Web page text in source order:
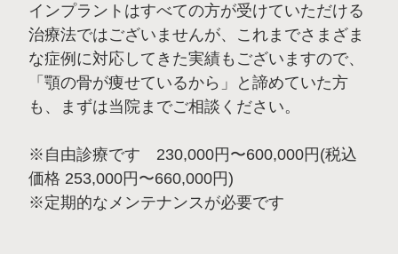
インプラントはすべての方が受けていただける
治療法ではございませんが、これまでさまざま
な症例に対応してきた実績もございますので、
「顎の骨が痩せているから」と諦めていた方
も、まずは当院までご相談ください。
※自由診療です 230,000円〜600,000円(税込
価格 253,000円〜660,000円)
※定期的なメンテナンスが必要です